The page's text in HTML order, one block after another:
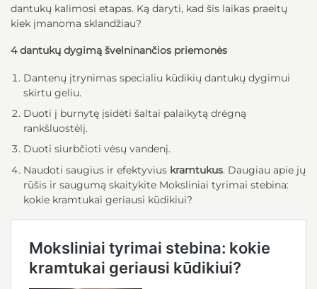
dantukų kalimosi etapas. Ką daryti, kad šis laikas praeitų
kiek įmanoma sklandžiau?
4 dantukų dygimą švelninančios priemonės
Dantenų įtrynimas specialiu kūdikių dantukų dygimui
skirtu geliu.
Duoti į burnytę įsidėti šaltai palaikytą drėgną
rankšluostėlį.
Duoti siurbčioti vėsų vandenį.
Naudoti saugius ir efektyvius kramtukus. Daugiau apie jų
rūšis ir saugumą skaitykite Moksliniai tyrimai stebina:
kokie kramtukai geriausi kūdikiui?